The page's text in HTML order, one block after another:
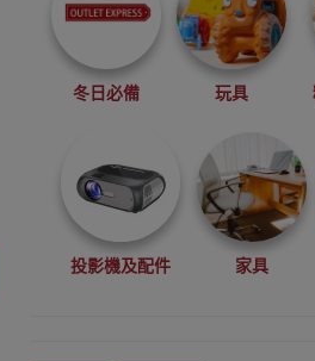
冬日必備 玩具
投影機及配件 家具